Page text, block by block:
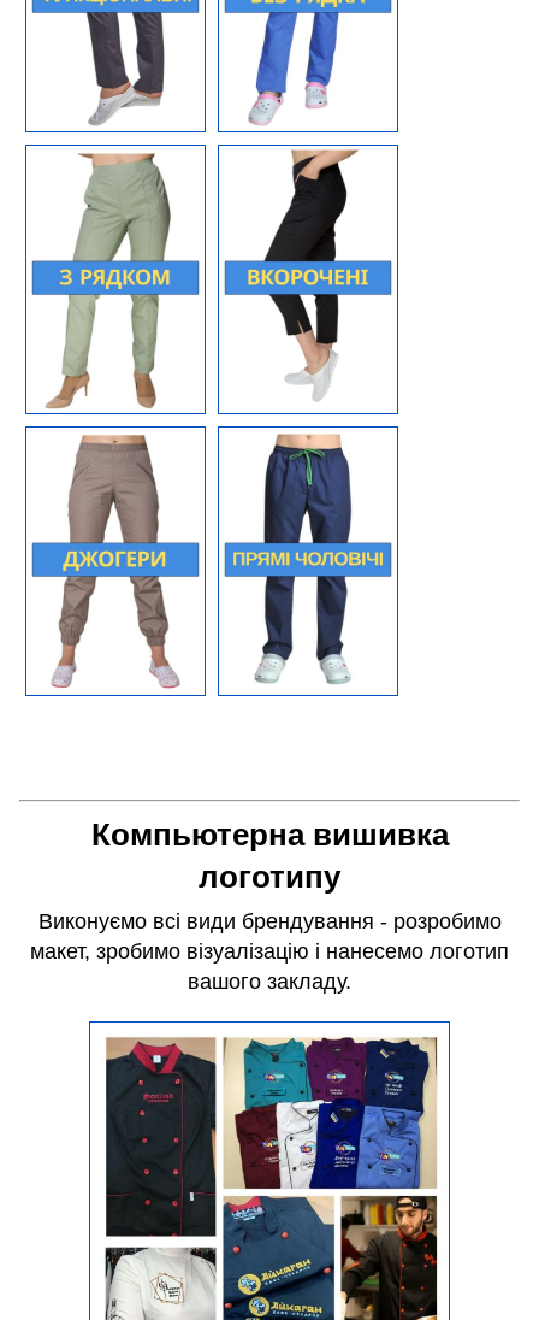
Компьютерна вишивка
логотипу
Виконуємо всі види брендування - розробимо
макет, зробимо візуалізацію і нанесемо логотип
вашого закладу.